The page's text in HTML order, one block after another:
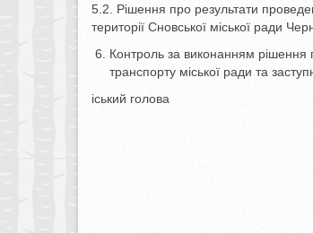
5.2. Рішення про результати
території Сновської міської ради
Контроль за виконанням рішення
транспорту міської ради та
іський голова